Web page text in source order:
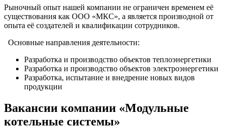
Рыночный опыт нашей компании не ограничен временем её
существования как ООО «МКС», а является производной от
опыта её создателей и квалификации сотрудников.
Основные направления деятельности:
Разработка и производство объектов теплоэнергетики
Разработка и производство объектов электроэнергетики
Разработка, испытание и внедрение новых видов
продукции
Вакансии компании «Модульные
котельные системы»